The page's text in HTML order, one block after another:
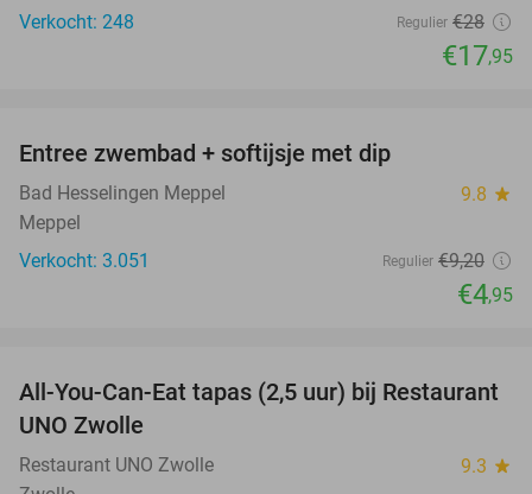
Verkocht: 248
Regulier €28
€17,95
Entree zwembad + softijsje met dip
Bad Hesselingen Meppel 9.8 star
Meppel
Verkocht: 3.051
Regulier €9,20
€4,95
21%
All-You-Can-Eat tapas (2,5 uur) bij Restaurant
UNO Zwolle
Restaurant UNO Zwolle 9.3 star